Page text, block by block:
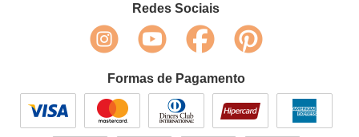
Redes Sociais
Formas de Pagamento